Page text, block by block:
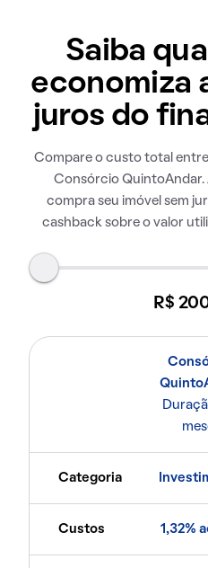
Saiba
economiza
juros do
Compare o custo total
Consórcio QuintoAndar.
compra seu imóvel sem
cashback sobre o valor
R$
Categoria
Custos 1,32%